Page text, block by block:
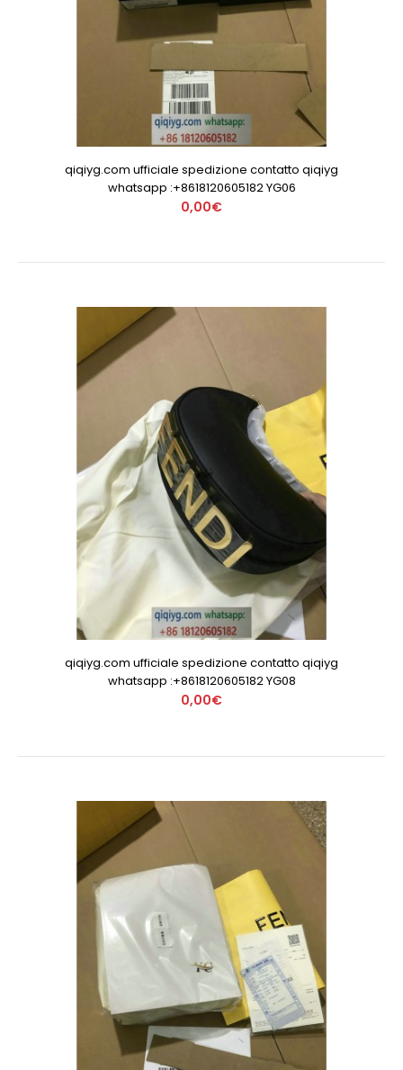
qiqiyg.com ufficiale spedizione contatto qiqiyg
whatsapp :+8618120605182 YG06
0,00€
qiqiyg.com ufficiale spedizione contatto qiqiyg
whatsapp :+8618120605182 YG08
0,00€